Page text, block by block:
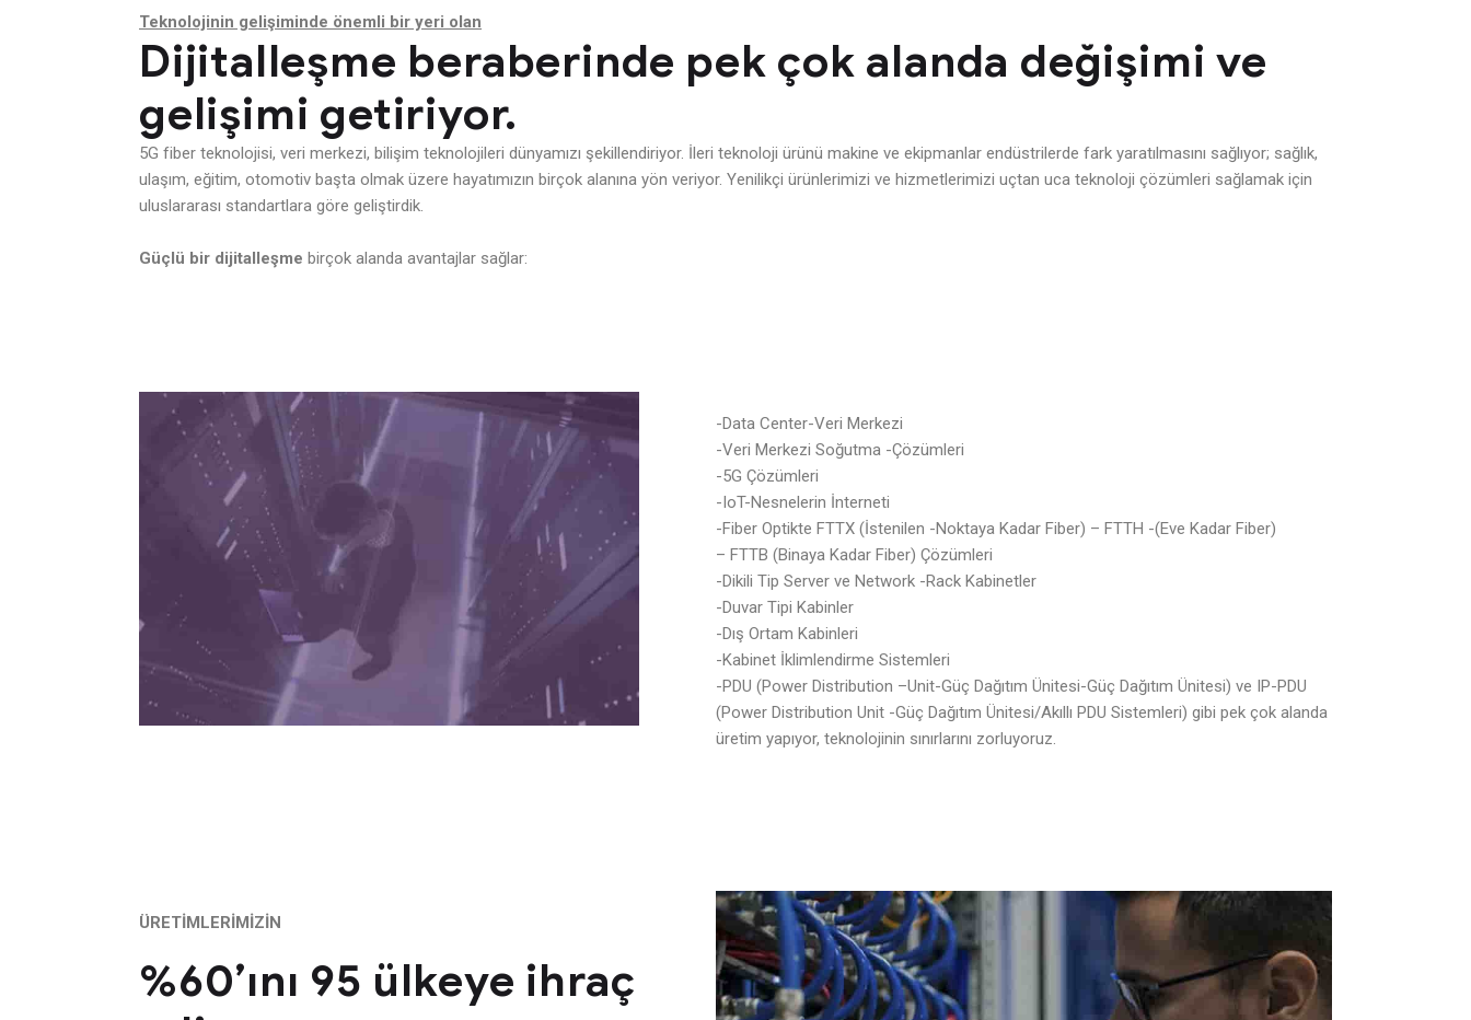
Teknolojinin gelişiminde önemli bir yeri olan
Dijitalleşme beraberinde pek çok alanda değişimi ve
gelişimi getiriyor.
5G fiber teknolojisi, veri merkezi, bilişim teknolojileri dünyamızı şekillendiriyor. İleri teknoloji ürünü makine ve ekipmanlar endüstrilerde fark yaratılmasını sağlıyor; sağlık,
ulaşım, eğitim, otomotiv başta olmak üzere hayatımızın birçok alanına yön veriyor. Yenilikçi ürünlerimizi ve hizmetlerimizi uçtan uca teknoloji çözümleri sağlamak için
uluslararası standartlara göre geliştirdik.
Güçlü bir dijitalleşme birçok alanda avantajlar sağlar:
-Data Center-Veri Merkezi
-Veri Merkezi Soğutma -Çözümleri
-5G Çözümleri
-IoT-Nesnelerin İnterneti
-Fiber Optikte FTTX (İstenilen -Noktaya Kadar Fiber) – FTTH -(Eve Kadar Fiber)
– FTTB (Binaya Kadar Fiber) Çözümleri
-Dikili Tip Server ve Network -Rack Kabinetler
-Duvar Tipi Kabinler
-Dış Ortam Kabinleri
-Kabinet İklimlendirme Sistemleri
-PDU (Power Distribution –Unit-Güç Dağıtım Ünitesi-Güç Dağıtım Ünitesi) ve IP-PDU
(Power Distribution Unit -Güç Dağıtım Ünitesi/Akıllı PDU Sistemleri) gibi pek çok alanda
üretim yapıyor, teknolojinin sınırlarını zorluyoruz.
ÜRETİMLERİMİZİN
%60’ını 95 ülkeye ihraç